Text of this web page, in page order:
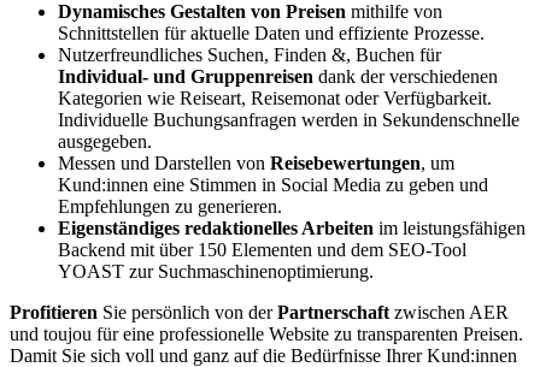
Dynamisches Gestalten von Preisen mithilfe von
Schnittstellen für aktuelle Daten und effiziente Prozesse.
Nutzerfreundliches Suchen, Finden &, Buchen für
Individual- und Gruppenreisen dank der verschiedenen
Kategorien wie Reiseart, Reisemonat oder Verfügbarkeit.
Individuelle Buchungsanfragen werden in Sekundenschnelle
ausgegeben.
Messen und Darstellen von Reisebewertungen, um
Kund:innen eine Stimmen in Social Media zu geben und
Empfehlungen zu generieren.
Eigenständiges redaktionelles Arbeiten im leistungsfähigen
Backend mit über 150 Elementen und dem SEO-Tool
YOAST zur Suchmaschinenoptimierung.
Profitieren Sie persönlich von derPartnerschaftzwischen AER
und toujou für eine professionelle Website zu transparenten Preisen.
Damit Sie sich voll und ganz auf die Bedürfnisse Ihrer Kund:innen